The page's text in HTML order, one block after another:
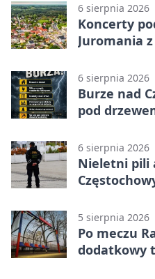
6 sierpnia 2026
Koncerty
Juromania
6 sierpnia 2026
Burze nad
pod
6 sierpnia 2026
Nieletni pili
5 sierpnia 2026
Po meczu
dodatkowy